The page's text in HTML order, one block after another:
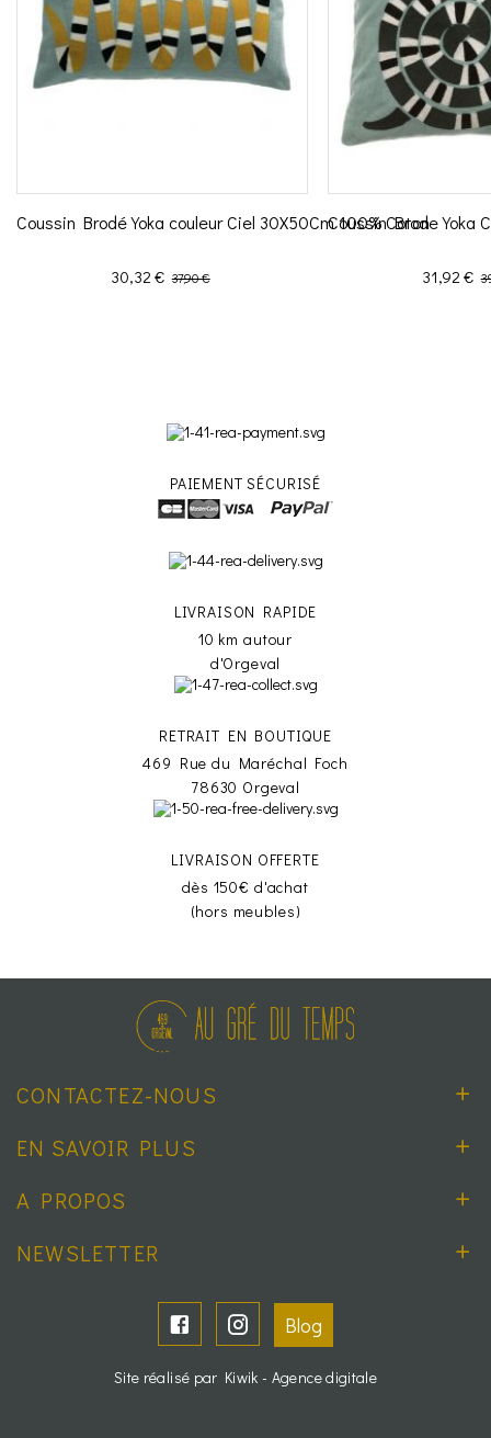
Coussin Brodé Yoka couleur Ciel 30X50Cm 100% Coton
Prix
30,32 € Prix de base
37,90 €
Coussin Brode Yoka
Prix
31,92 €
PAIEMENT SÉCURISÉ
LIVRAISON RAPIDE
10 km autour
d'Orgeval
RETRAIT EN BOUTIQUE
469 Rue du Maréchal Foch
78630 Orgeval
LIVRAISON OFFERTE
dès 150€ d'achat
(hors meubles)
CONTACTEZ-NOUS
EN SAVOIR PLUS
A PROPOS
NEWSLETTER
Blog
Site réalisé par Kiwik - Agence digitale